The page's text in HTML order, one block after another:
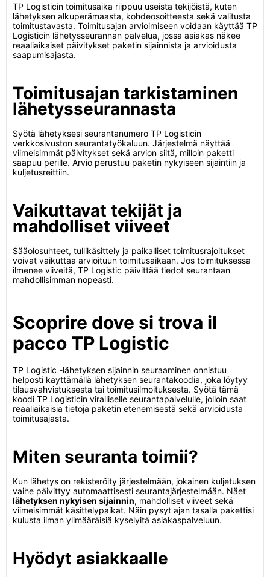
TP Logisticin toimitusaika riippuu useista tekijöistä, kuten
lähetyksen alkuperämaasta, kohdeosoitteesta sekä valitusta
toimitustavasta. Toimitusajan arvioimiseen voidaan käyttää TP
Logisticin lähetysseurannan palvelua, jossa asiakas näkee
reaaliaikaiset päivitykset paketin sijainnista ja arvioidusta
saapumisajasta.
Toimitusajan tarkistaminen
lähetysseurannasta
Syötä lähetyksesi seurantanumero TP Logisticin
verkkosivuston seurantatyökaluun. Järjestelmä näyttää
viimeisimmät päivitykset sekä arvion siitä, milloin paketti
saapuu perille. Arvio perustuu paketin nykyiseen sijaintiin ja
kuljetusreittiin.
Vaikuttavat tekijät ja
mahdolliset viiveet
Sääolosuhteet, tullikäsittely ja paikalliset toimitusrajoitukset
voivat vaikuttaa arvioituun toimitusaikaan. Jos toimituksessa
ilmenee viiveitä, TP Logistic päivittää tiedot seurantaan
mahdollisimman nopeasti.
Scoprire dove si trova il
pacco TP Logistic
TP Logistic -lähetyksen sijainnin seuraaminen onnistuu
helposti käyttämällä lähetyksen seurantakoodia, joka löytyy
tilausvahvistuksesta tai toimitusilmoituksesta. Syötä tämä
koodi TP Logisticin viralliselle seurantapalvelulle, jolloin saat
reaaliaikaisia tietoja paketin etenemisestä sekä arvioidusta
toimitusajasta.
Miten seuranta toimii?
Kun lähetys on rekisteröity järjestelmään, jokainen kuljetuksen
vaihe päivittyy automaattisesti seurantajärjestelmään. Näet
lähetyksen nykyisen sijainnin, mahdolliset viiveet sekä
viimeisimmät käsittelypaikat. Näin pysyt ajan tasalla pakettisi
kulusta ilman ylimääräisiä kyselyitä asiakaspalveluun.
Hyödyt asiakkaalle